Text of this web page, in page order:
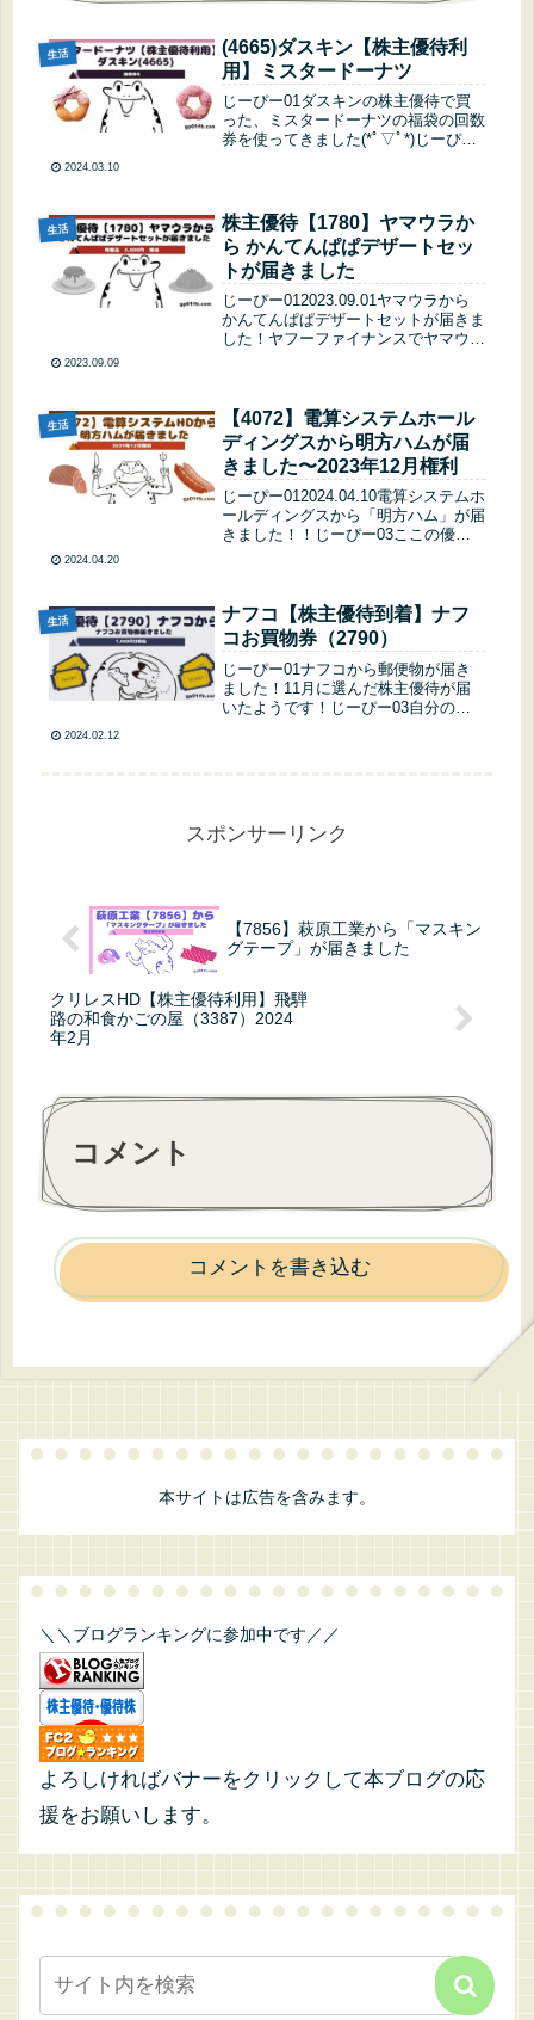
生活
(4665)ダスキン【株主優待利
用】ミスタードーナツ
じーぴー01ダスキンの株主優待で買
った、ミスタードーナツの福袋の回数
券を使ってきました(*ﾟ▽ﾟ*)じーぴー
ドーナツ つぼ...
2024.03.10
生活
株主優待【1780】ヤマウラか
ら かんてんぱぱデザートセッ
トが届きました
じーぴー012023.09.01ヤマウラから
かんてんぱぱデザートセットが届きま
した！ヤフーファイナンスでヤマウラ
デザートセットを貰っ...
2023.09.09
生活
【4072】電算システムホール
ディングスから明方ハムが届
きました〜2023年12月権利
じーぴー012024.04.10電算システムホ
ールディングスから「明方ハム」が届
きました！！じーぴー03ここの優待
2024.04.20
生活
ナフコ【株主優待到着】ナフ
コお買物券（2790）
じーぴー01ナフコから郵便物が届き
ました！11月に選んだ株主優待が届
いたようです！じーぴー03自分の株
2024.02.12
スポンサーリンク
【7856】萩原工業から「マスキン
グテープ」が届きました
クリレスHD【株主優待利用】飛騨
路の和食かごの屋（3387）2024
年2月
コメント
コメントを書き込む
本サイトは広告を含みます。
＼＼ブログランキングに参加中です／／
よろしければバナーをクリックして本ブログの応
援をお願いします。